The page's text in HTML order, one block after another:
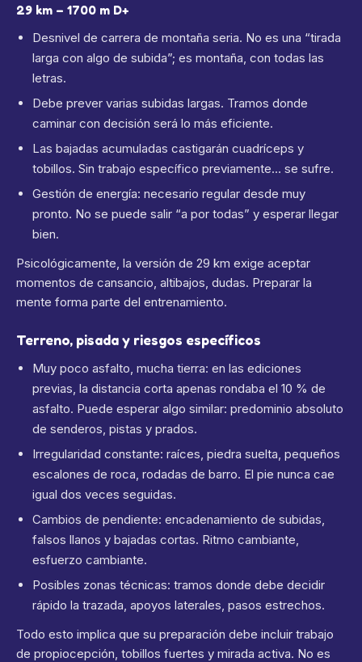
29 km – 1700 m D+
Desnivel de carrera de montaña seria. No es una “tirada
larga con algo de subida”; es montaña, con todas las
letras.
Debe prever varias subidas largas. Tramos donde
caminar con decisión será lo más eficiente.
Las bajadas acumuladas castigarán cuadríceps y
tobillos. Sin trabajo específico previamente… se sufre.
Gestión de energía: necesario regular desde muy
pronto. No se puede salir “a por todas” y esperar llegar
bien.
Psicológicamente, la versión de 29 km exige aceptar
momentos de cansancio, altibajos, dudas. Preparar la
mente forma parte del entrenamiento.
Terreno, pisada y riesgos específicos
Muy poco asfalto, mucha tierra: en las ediciones
previas, la distancia corta apenas rondaba el 10 % de
asfalto. Puede esperar algo similar: predominio absoluto
de senderos, pistas y prados.
Irregularidad constante: raíces, piedra suelta, pequeños
escalones de roca, rodadas de barro. El pie nunca cae
igual dos veces seguidas.
Cambios de pendiente: encadenamiento de subidas,
falsos llanos y bajadas cortas. Ritmo cambiante,
esfuerzo cambiante.
Posibles zonas técnicas: tramos donde debe decidir
rápido la trazada, apoyos laterales, pasos estrechos.
Todo esto implica que su preparación debe incluir trabajo
de propiocepción, tobillos fuertes y mirada activa. No es